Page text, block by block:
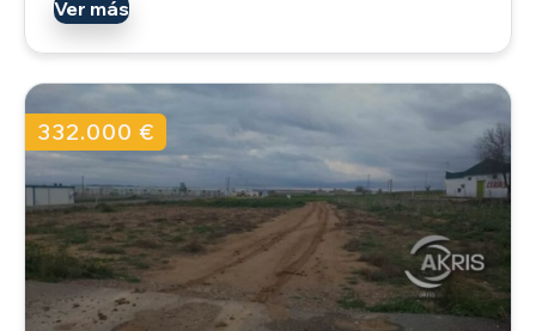
Ver más
332.000 €